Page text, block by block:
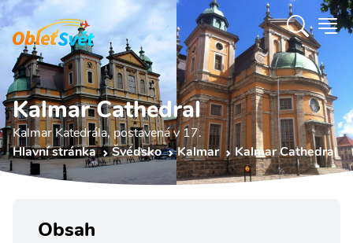
Kalmar Cathedral
Kalmar Katedrála, postavená v 17.
Hlavní stránka
Švédsko Kalmar Kalmar Cathedral
Obsah